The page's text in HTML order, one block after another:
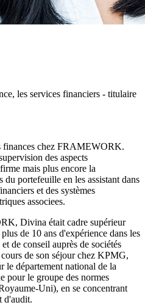
les services financiers - titulaire
finances chez FRAMEWORK.
des aspects
mais plus encore la
du portefeuille en les assistant dans
et des systèmes
associees.
Divina était cadre supérieur
de 10 ans d'expérience dans les
de conseil auprès de sociétés
de son séjour chez KPMG,
le département national de la
pour le groupe des normes
Uni), en se concentrant
d'audit.